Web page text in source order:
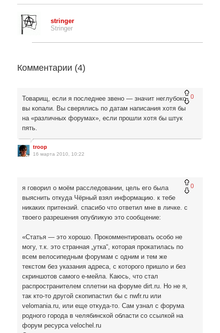
stringer
Stringer
Комментарии (4)
0
Товарищ, если я последнее звено — значит неглубоко
вы копали. Вы сверялись по датам написания хотя бы
на «различных форумах», если прошли хотя бы штук
пять.
troop
16 марта 2010, 10:22
0
я говорил о моём расследовании, цель его была
выяснить откуда Чёрный взял информацию. к тебе
никаких притензий. спасибо что ответил мне в личке. с
твоего разрешения опубликую это сообщение:
«Статья — это хорошо. Прокомментировать особо не
могу, т.к. это странная „утка“, которая прокатилась по
всем велосипедным форумам с одним и тем же
текстом без указания адреса, с которого пришло и без
скриншотов самого e-мейла. Каюсь, что стал
распространителем сплетни на форуме dirt.ru. Но не я,
так кто-то другой скопипастил бы с nwfr.ru или
velomania.ru, или еще откуда-то. Сам узнал с форума
родного города в челябинской области со ссылкой на
форум ресурса velochel.ru